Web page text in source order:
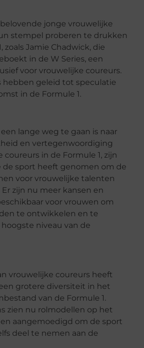
jonge vrouwelijke
stempel proberen te drukken
zoals Jamie Chadwick, die
in de W Series, een
voor vrouwelijke coureurs.
hebben geleid tot speculatie
in de Formule 1.
lange weg te gaan is naar
en vertegenwoordiging
coureurs in de Formule 1, zijn
de sport heeft genomen om de
voor vrouwelijke talenten
zijn nu meer kansen en
voor vrouwen om
te ontwikkelen en te
niveau van de
vrouwelijke coureurs heeft
grotere diversiteit in het
van de Formule 1.
zien nu rolmodellen op het
aangemoedigd om de sport
deel te nemen aan de